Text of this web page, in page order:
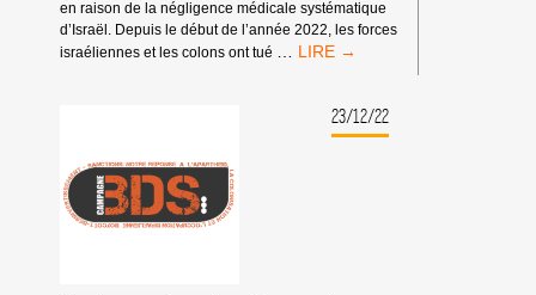
en raison de la négligence médicale systématique
d’Israël. Depuis le début de l’année 2022, les forces
israéliennes et les colons ont tué
L’OPPORTUNITÉ
23/12/22